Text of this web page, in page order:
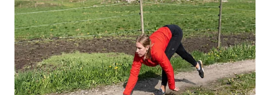
🌿 Wu wei no cotidiano
Menos imposição, mais
adequação